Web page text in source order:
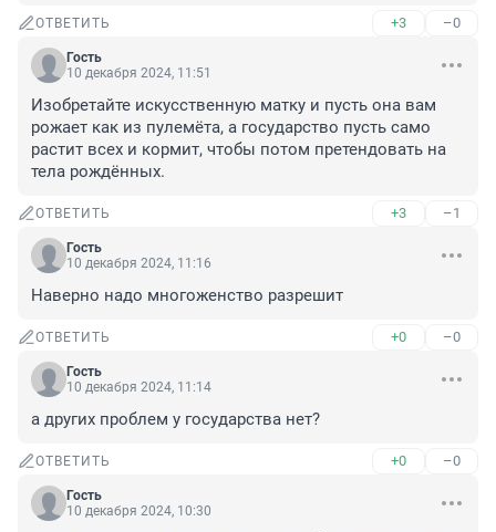
ОТВЕТИТЬ +3 –0
Гость
10 декабря 2024, 11:51
Изобретайте искусственную матку и пусть она вам
рожает как из пулемёта, а государство пусть само
растит всех и кормит, чтобы потом претендовать на
тела рождённых.
ОТВЕТИТЬ +3 –1
Гость
10 декабря 2024, 11:16
Наверно надо многоженство разрешит
ОТВЕТИТЬ +0 –0
Гость
10 декабря 2024, 11:14
а других проблем у государства нет?
ОТВЕТИТЬ +0 –0
Гость
10 декабря 2024, 10:30